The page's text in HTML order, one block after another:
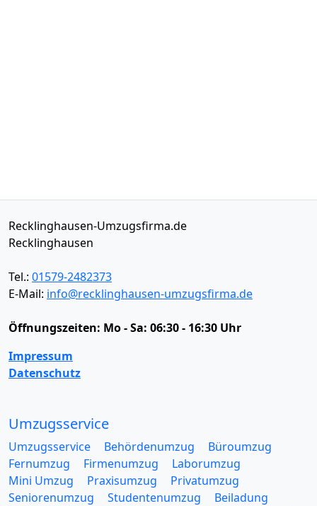
Recklinghausen-Umzugsfirma.de
Recklinghausen
Tel.: 01579-2482373
E-Mail: info@recklinghausen-umzugsfirma.de
Öffnungszeiten: Mo - Sa: 06:30 - 16:30 Uhr
Impressum
Datenschutz
Umzugsservice
Umzugsservice Behördenumzug
Büroumzug
Fernumzug
Firmenumzug
Laborumzug
Mini Umzug
Praxisumzug
Privatumzug
Seniorenumzug
Studentenumzug
Beiladung